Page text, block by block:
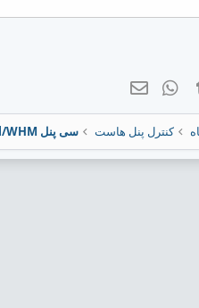
Tumblr
WhatsApp
کنترل پنل هاست سی پنل cPanel/WHM